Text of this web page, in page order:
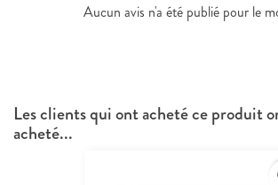
Aucun avis n'a été publié pour le
Les clients qui ont acheté ce produit
acheté...